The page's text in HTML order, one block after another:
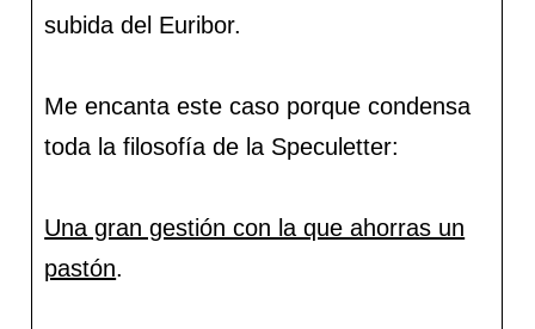
subida del Euribor.
Me encanta este caso porque condensa
toda la filosofía de la Speculetter:
Una gran gestión con la que ahorras un
pastón.